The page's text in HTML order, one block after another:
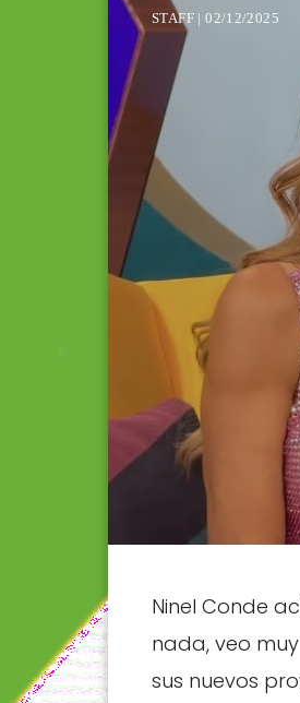
STAFF | 02/12/2025
Ninel Conde
nada, veo
sus nuevos